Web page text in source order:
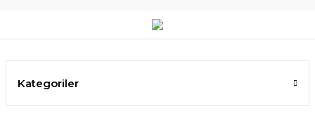
Kategoriler